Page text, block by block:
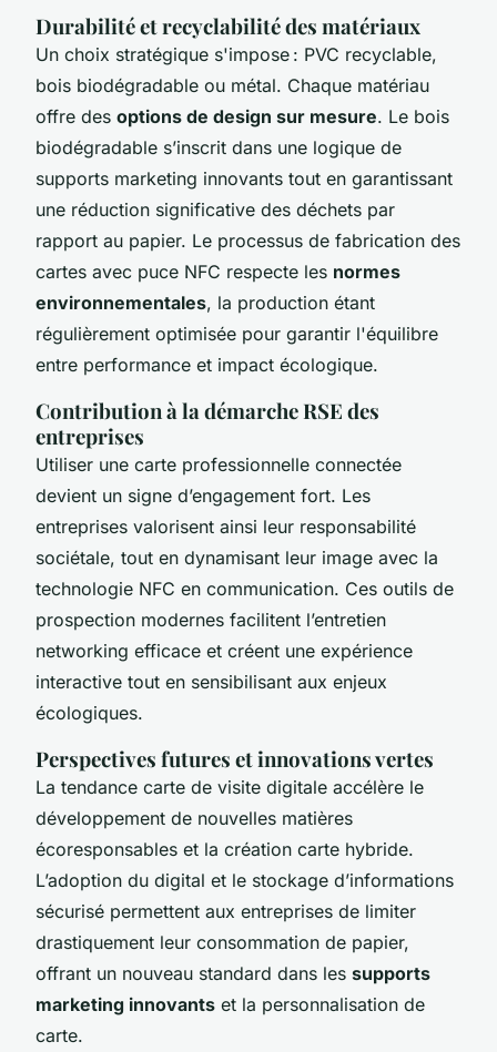
Durabilité et recyclabilité des matériaux
Un choix stratégique s'impose : PVC recyclable,
bois biodégradable ou métal. Chaque matériau
offre des options de design sur mesure. Le bois
biodégradable s’inscrit dans une logique de
supports marketing innovants tout en garantissant
une réduction significative des déchets par
rapport au papier. Le processus de fabrication des
cartes avec puce NFC respecte les normes
environnementales, la production étant
régulièrement optimisée pour garantir l'équilibre
entre performance et impact écologique.
Contribution à la démarche RSE des
entreprises
Utiliser une carte professionnelle connectée
devient un signe d’engagement fort. Les
entreprises valorisent ainsi leur responsabilité
sociétale, tout en dynamisant leur image avec la
technologie NFC en communication. Ces outils de
prospection modernes facilitent l’entretien
networking efficace et créent une expérience
interactive tout en sensibilisant aux enjeux
écologiques.
Perspectives futures et innovations vertes
La tendance carte de visite digitale accélère le
développement de nouvelles matières
écoresponsables et la création carte hybride.
L’adoption du digital et le stockage d’informations
sécurisé permettent aux entreprises de limiter
drastiquement leur consommation de papier,
offrant un nouveau standard dans les supports
marketing innovants et la personnalisation de
carte.